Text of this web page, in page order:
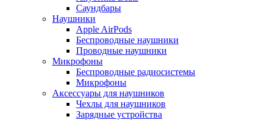
Саундбары
Наушники
Apple AirPods
Беспроводные наушники
Проводные наушники
Микрофоны
Беспроводные радиосистемы
Микрофоны
Аксессуары для наушников
Чехлы для наушников
Зарядные устройства